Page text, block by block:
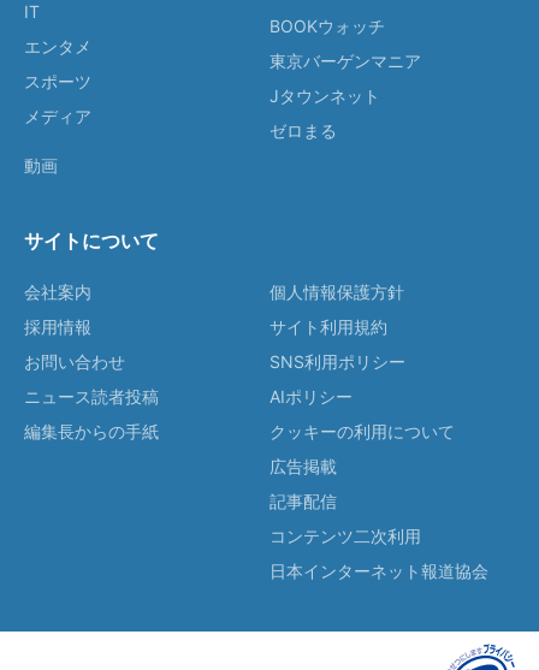
IT
エンタメ
スポーツ
メディア
動画
BOOKウォッチ
東京バーゲンマニア
Jタウンネット
ゼロまる
サイトについて
会社案内
採用情報
お問い合わせ
ニュース読者投稿
編集長からの手紙
個人情報保護方針
サイト利用規約
SNS利用ポリシー
AIポリシー
クッキーの利用について
広告掲載
記事配信
コンテンツ二次利用
日本インターネット報道協会